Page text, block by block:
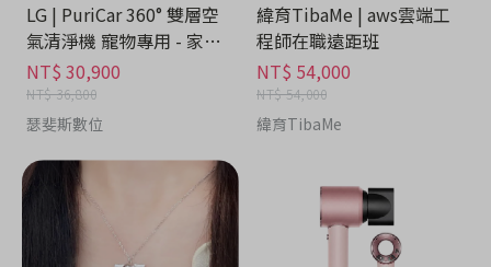
LG | PuriCar 360° 雙層空
氣清淨機 寵物專用 - 家電
分期
NT$ 30,900
NT$ 36,800
瑟斐斯數位
緯育TibaMe | aws雲端工
程師在職遠距班
NT$ 54,000
NT$ 54,000
緯育TibaMe